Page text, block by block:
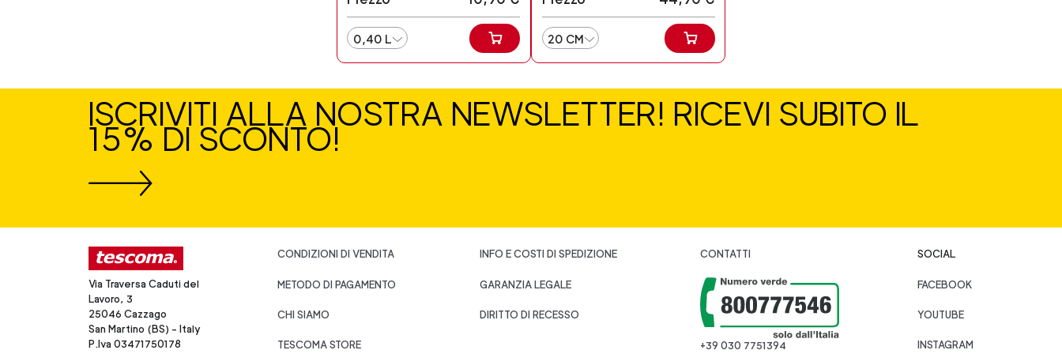
0,40 L 20 CM
ISCRIVITI ALLA NOSTRA NEWSLETTER! RICEVI SUBITO IL
15% DI SCONTO!
Via Traversa Caduti del
Lavoro, 3
25046 Cazzago
San Martino (BS) - Italy
P.Iva 03471750178
CONDIZIONI DI VENDITA
METODO DI PAGAMENTO
CHI SIAMO
TESCOMA STORE
INFO E COSTI DI SPEDIZIONE
GARANZIA LEGALE
DIRITTO DI RECESSO
CONTATTI
+39 030 7751394
SOCIAL
FACEBOOK
YOUTUBE
INSTAGRAM